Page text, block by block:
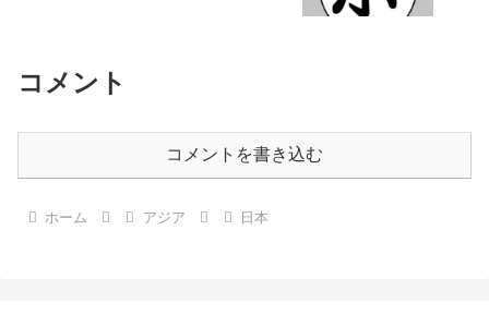
コメント
コメントを書き込む
ホーム アジア 日本